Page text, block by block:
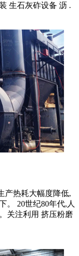
生石灰砟设备 沥 .
产热耗大幅度降低,
。 20世纪80年代,人
关注利用 挤压粉磨